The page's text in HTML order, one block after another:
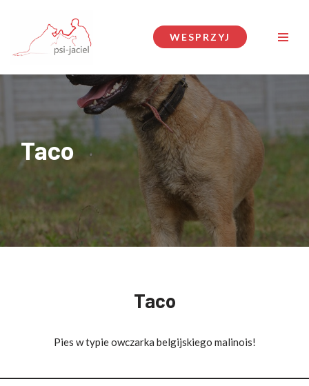
Przejdź
do
WESPRZYJ
Taco
Taco
Pies w typie owczarka belgijskiego malinois!